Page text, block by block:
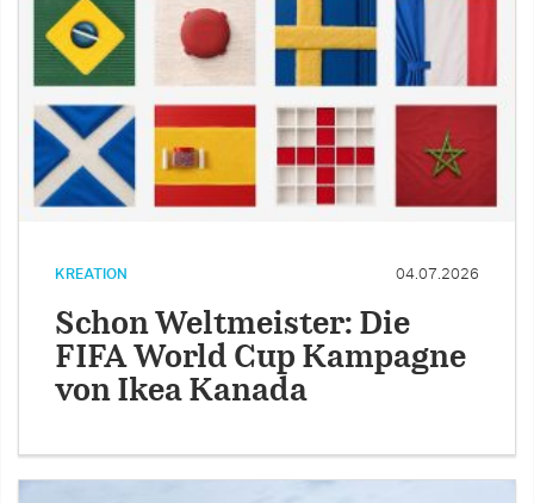
KREATION 04.07.2026
Schon Weltmeister: Die
FIFA World Cup Kampagne
von Ikea Kanada